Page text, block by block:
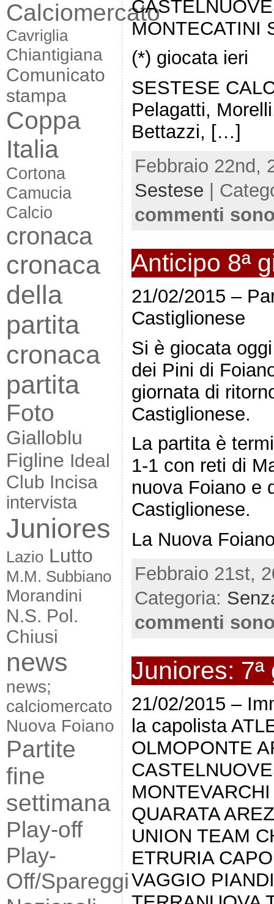
Calciomercato
Cavriglia
Chiantigiana
Comunicato
stampa
Coppa
Italia
Cortona
Camucia
Calcio
cronaca
cronaca
della
partita
cronaca
partita
Foto
Gialloblu
Figline Ideal
Club Incisa
intervista
Juniores
Lazio Lutto
M.M. Subbiano
Morandini
N.S. Pol.
Chiusi
news
news;
calciomercato
Nuova Foiano
Partite
fine
settimana
Play-off
Play-
Off/Spareggi
MONTECATINI
(*) giocata ieri
SESTESE
Pelagatti,
Bettazzi, […]
Febbraio 22nd,
Sestese |
commenti
Anticipo 8ª
21/02/2015 –
Castiglionese
Si è giocata
dei Pini di
giornata di
Castiglionese.
La partita è
1-1 con reti di
nuova Foiano e
Castiglionese.
La Nuova
Febbraio 21st,
Categoria:
commenti
Juniores:
21/02/2015 –
la capolista
OLMOPONTE
QUARATA
UNION TEAM
ETRURIA
VAGGIO